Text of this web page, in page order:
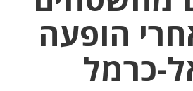
הופעה
כרמל